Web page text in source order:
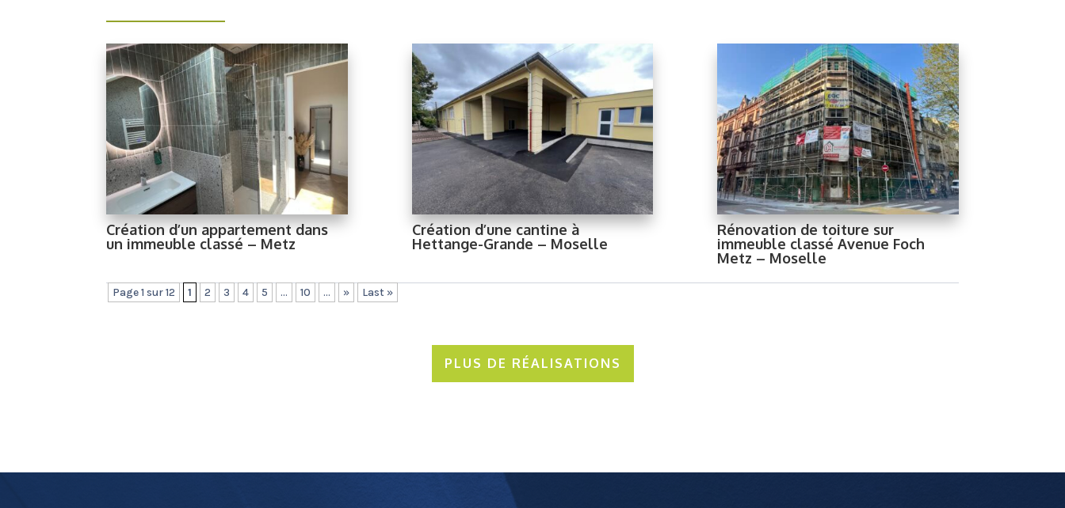
Création d’un appartement dans
un immeuble classé – Metz
Création d’une cantine à
Hettange-Grande – Moselle
Rénovation de toiture sur
immeuble classé Avenue Foch
Metz – Moselle
Page 1 sur 12 1 2 3 4 5 ... 10 ... » Last »
PLUS DE RÉALISATIONS